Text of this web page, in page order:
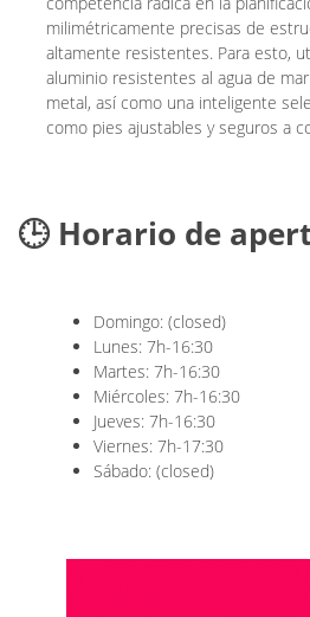
milimétricamente precisas de
altamente resistentes. Para esto,
aluminio resistentes al agua de
metal, así como una inteligente
como pies ajustables y seguros a
🕒 Horario de
Domingo: (closed)
Lunes: 7h-16:30
Martes: 7h-16:30
Miércoles: 7h-16:30
Jueves: 7h-16:30
Viernes: 7h-17:30
Sábado: (closed)